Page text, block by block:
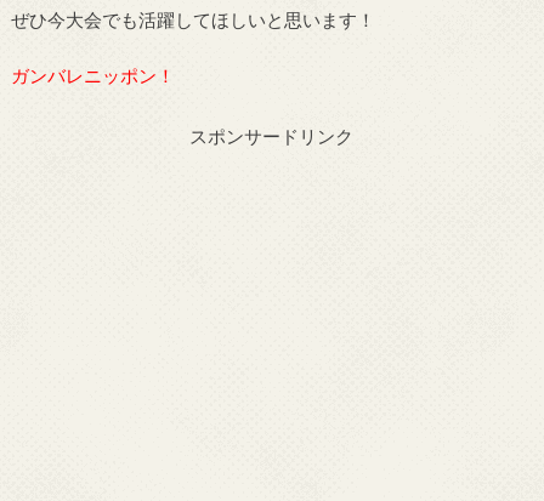
ぜひ今大会でも活躍してほしいと思います！
ガンバレニッポン！
スポンサードリンク